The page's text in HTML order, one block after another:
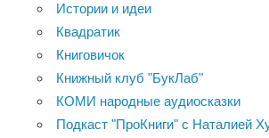
Истории и идеи
Квадратик
Книговичок
Книжный клуб "БукЛаб"
КОМИ народные аудиосказки
Подкаст "ПроКниги" с Наталией